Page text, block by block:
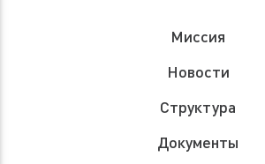
Миссия
Новости
Структура
Документы